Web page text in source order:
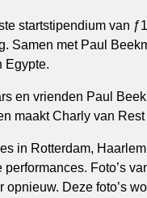
startstipendium van
Samen met Paul
Egypte.
en vrienden Paul
maakt Charly van
in Rotterdam,
Foto’s
Deze foto’s